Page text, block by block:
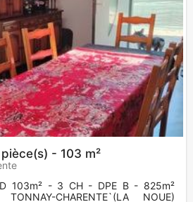
- 103 m²
103m² - 3 CH - DPE B - 825m²
CHARENTE`(LA NOUE)